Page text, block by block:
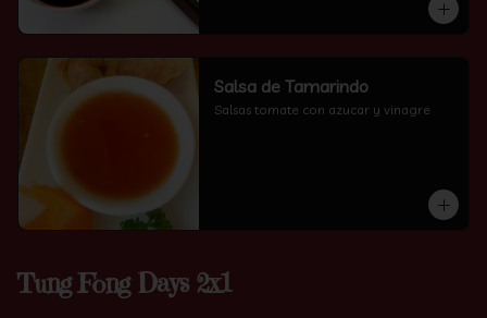
Salsa de Tamarindo
Salsas tomate con azucar y vinagre
Tung Fong Days 2x1